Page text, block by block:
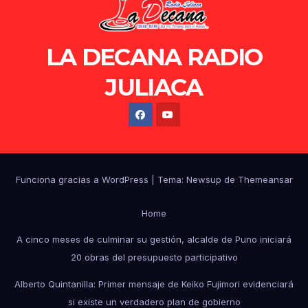
LA DECANA RADIO
JULIACA
Funciona gracias a WordPress Tema: Newsup de Themeansar
Home
A cinco meses de culminar su gestión, alcalde de Puno iniciará
20 obras del presupuesto participativo
Alberto Quintanilla: Primer mensaje de Keiko Fujimori evidenciará
si existe un verdadero plan de gobierno